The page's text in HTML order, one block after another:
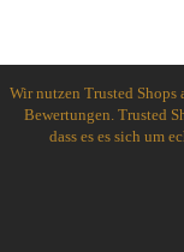
Wir nutzen Trusted
Bewertungen. Trusted
dass es es sich um